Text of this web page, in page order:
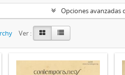
Opciones avanzadas
Ver :